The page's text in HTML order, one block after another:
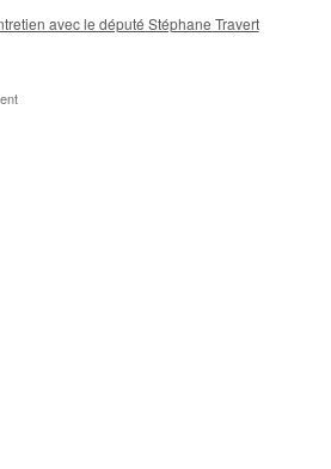
avec le député Stéphane Travert